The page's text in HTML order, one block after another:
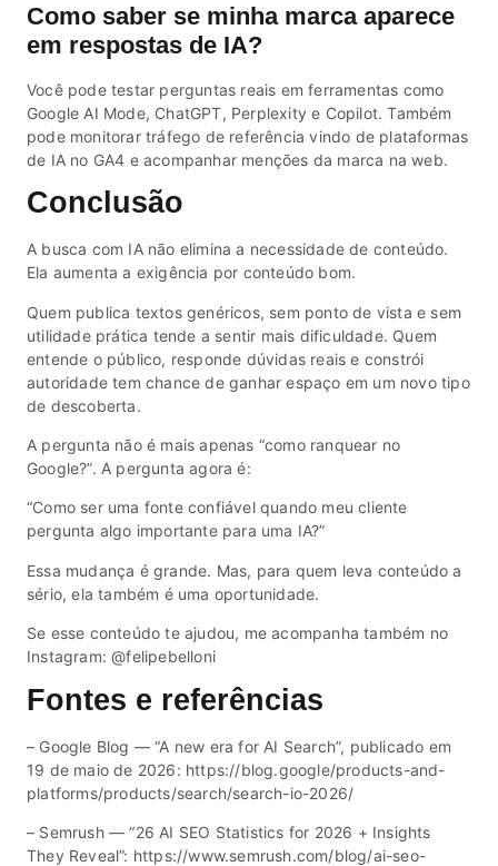
Como saber se minha marca aparece
em respostas de IA?
Você pode testar perguntas reais em ferramentas como
Google AI Mode, ChatGPT, Perplexity e Copilot. Também
pode monitorar tráfego de referência vindo de plataformas
de IA no GA4 e acompanhar menções da marca na web.
Conclusão
A busca com IA não elimina a necessidade de conteúdo.
Ela aumenta a exigência por conteúdo bom.
Quem publica textos genéricos, sem ponto de vista e sem
utilidade prática tende a sentir mais dificuldade. Quem
entende o público, responde dúvidas reais e constrói
autoridade tem chance de ganhar espaço em um novo tipo
de descoberta.
A pergunta não é mais apenas “como ranquear no
Google?”. A pergunta agora é:
“Como ser uma fonte confiável quando meu cliente
pergunta algo importante para uma IA?”
Essa mudança é grande. Mas, para quem leva conteúdo a
sério, ela também é uma oportunidade.
Se esse conteúdo te ajudou, me acompanha também no
Instagram: @felipebelloni
Fontes e referências
– Google Blog — “A new era for AI Search”, publicado em
19 de maio de 2026: https://blog.google/products-and-
platforms/products/search/search-io-2026/
– Semrush — “26 AI SEO Statistics for 2026 + Insights
They Reveal”: https://www.semrush.com/blog/ai-seo-